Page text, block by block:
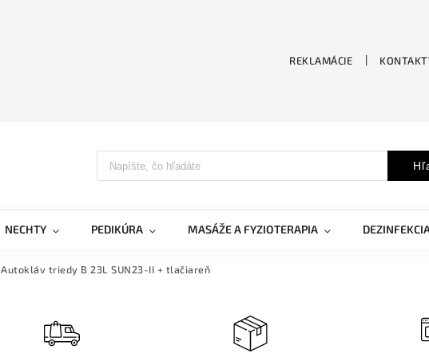
REKLAMÁCIE
NECHTY PEDIKÚRA MASÁŽE A FYZIOTERAPIA
Autokláv triedy B 23L SUN23-II + tlačiareň